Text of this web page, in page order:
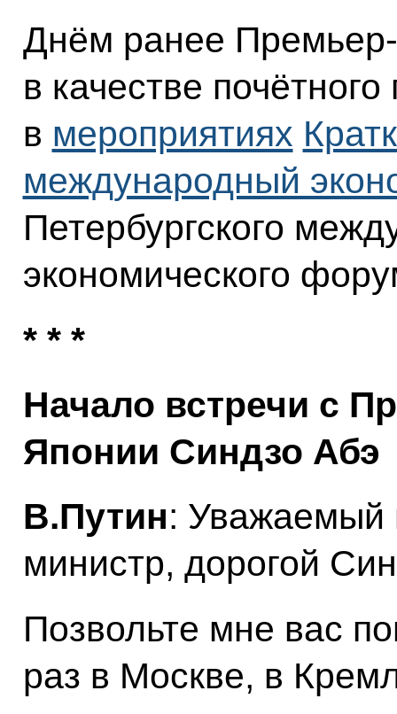
Днём ранее
в качестве
в мероприятиях
международный
Петербургского
экономического
* * *
Начало встречи с
Японии Синдзо Абэ
В.Путин: Уважаемый
министр, дорогой
Позвольте мне вас
раз в Москве, в